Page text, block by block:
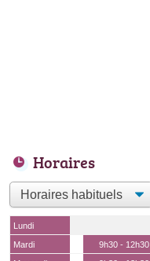
Horaires
Lundi
Mardi
9h30 - 12h30